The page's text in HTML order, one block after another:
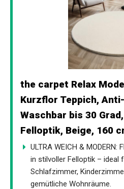
the carpet Relax
Kurzflor Teppich,
Waschbar bis 30
Felloptik, Beige, 160
ULTRA WEICH &
in stilvoller Felloptik – ideal
Schlafzimmer,
gemütliche Wohnräume.